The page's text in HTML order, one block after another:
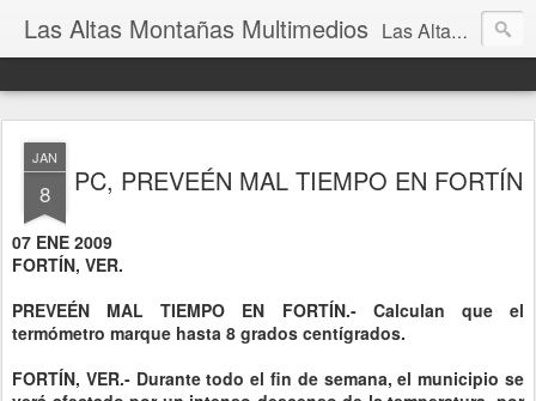
Las Altas Montañas Multimedios Las Altas Montañas Multimedios
JAN
8 PC, PREVEÉN MAL TIEMPO EN FORTÍN
07 ENE 2009
FORTÍN, VER.
PREVEÉN MAL TIEMPO EN FORTÍN.- Calculan que el
termómetro marque hasta 8 grados centígrados.
FORTÍN, VER.- Durante todo el fin de semana, el municipio se